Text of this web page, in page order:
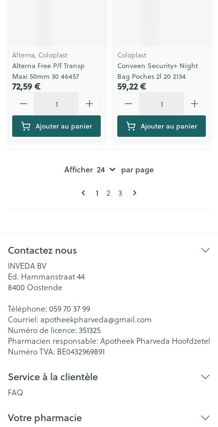
Alterna, Coloplast
Alterna Free P/f Transp
Maxi 50mm 30 46457
72,59 €
Ajouter au panier
Coloplast
Conveen Security+ Night
Bag Poches 2l 20 2134
59,22 €
Ajouter au panier
Pages
Vous lisez actuellement la page
1 Page
2 Page
3
Afficher par page
Contactez nous
INVEDA BV
Ed. Hammanstraat 44
8400 Oostende
Téléphone: 059 70 37 99
Courriel: apotheekpharveda@gmail.com
Numéro de licence: 351325
Pharmacien responsable: Apotheek Pharveda Hoofdzetel
Numéro TVA: BE0432969891
Service à la clientèle
FAQ
Votre pharmacie